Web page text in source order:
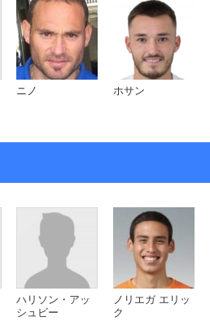
ニノ ホサン
ハリソン・アッ
シュビー
ノリエガ エリッ
ク